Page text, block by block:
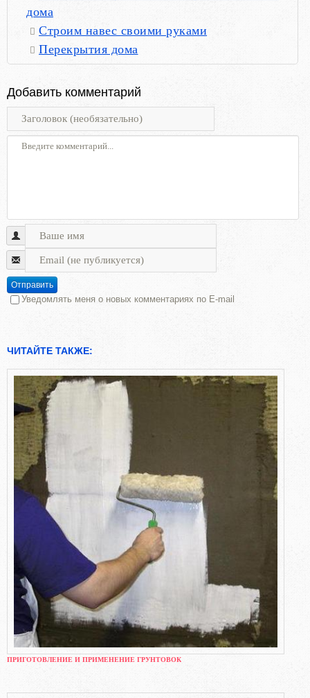
дома
Строим навес своими руками
Перекрытия дома
Добавить комментарий
Отправить
Уведомлять меня о новых комментариях по E-mail
ЧИТАЙТЕ ТАКЖЕ:
ПРИГОТОВЛЕНИЕ И ПРИМЕНЕНИЕ ГРУНТОВОК